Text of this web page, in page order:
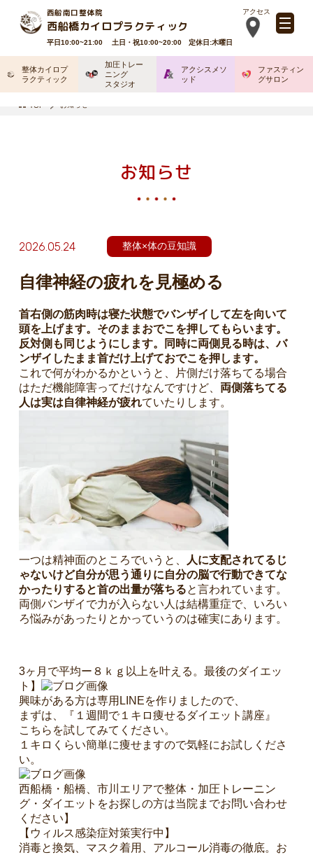
西船南口整体院
西船橋カイロプラクティック
アクセス
平日10:00~21:00 土日・祝10:00~20:00 定休日:木曜日
整体カイロプ
ラクティック
加圧トレー
ニング
スタジオ
アクシスメソ
ッド
ファスティン
グサロン
TOP お知らせ
お知らせ
2026.05.24 整体×体の豆知識
自律神経の疲れを見極める
首右側の筋肉時は寝た状態でバンザイして左を向いて
頭を上げます。そのままおでこを押してもらいます。
反対側も同じようにします。同時に両側見る時は、バ
ンザイしたまま首だけ上げておでこを押します。
これで何がわかるかというと、片側だけ落ちてる場合
はただ機能障害ってだけなんですけど、 両側落ちてる
人は実は自律神経が疲れていたりします。
一つは精神面のところでいうと、
人に支配されてるじ
ゃないけど自分が思う通りに自分の脳で行動できてな
かったりすると首の出量が落ちると言われています。
両側バンザイで力が入らない人は結構重症で、いろい
ろ悩みがあったりとかっていうのは確実にあります。
3ヶ月で平均ー８ｋｇ以上を叶える。最後のダイエッ
ト】
興味がある方は専用LINEを作りましたので、
まずは、『１週間で１キロ痩せるダイエット講座』
こちらを試してみてください。
１キロくらい簡単に痩せますので気軽にお試しくださ
い。
西船橋・船橋、市川エリアで整体・加圧トレーニン
グ・ダイエットをお探しの方は当院までお問い合わせ
ください】
【ウィルス感染症対策実行中】
消毒と換気、マスク着用、アルコール消毒の徹底。お